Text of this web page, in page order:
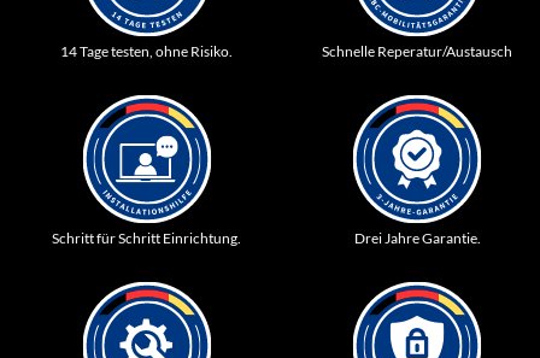
14 Tage testen, ohne Risiko. Schnelle Reperatur/Austausch
Schritt für Schritt Einrichtung. Drei Jahre Garantie.